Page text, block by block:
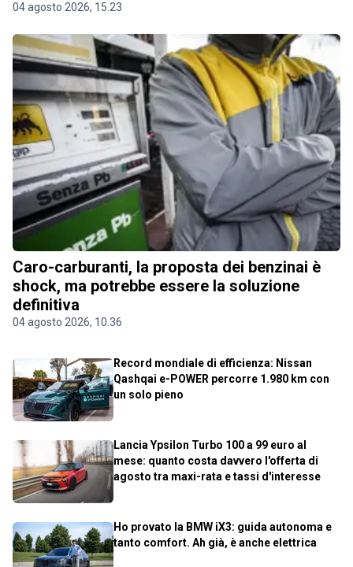
04 agosto 2026, 15.23
Caro-carburanti, la proposta dei benzinai è
shock, ma potrebbe essere la soluzione
definitiva
04 agosto 2026, 10.36
Record mondiale di efficienza: Nissan
Qashqai e-POWER percorre 1.980 km con
un solo pieno
Lancia Ypsilon Turbo 100 a 99 euro al
mese: quanto costa davvero l'offerta di
agosto tra maxi-rata e tassi d'interesse
Ho provato la BMW iX3: guida autonoma e
tanto comfort. Ah già, è anche elettrica